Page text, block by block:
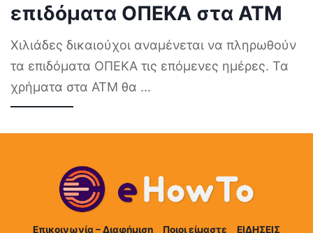
επιδόματα ΟΠΕΚΑ στα ΑΤΜ
Χιλιάδες δικαιούχοι αναμένεται να πληρωθούν
τα επιδόματα ΟΠΕΚΑ τις επόμενες ημέρες. Τα
χρήματα στα ΑΤΜ θα ...
Επικοινωνία – Διαφήμιση Ποιοι είμαστε ΕΙΔΗΣΕΙΣ